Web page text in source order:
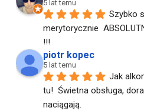
5 lat temu
Szybko
merytorycznie
!!!
piotr kopec
5 lat temu
Jak
tu!  Świetna obsługa,
naciągają.